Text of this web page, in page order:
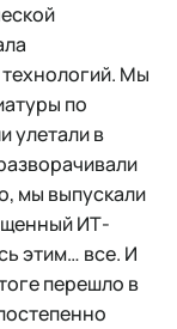
Мы
по
улетали в
мы выпускали
ИТ-
этим… все. И
перешло в